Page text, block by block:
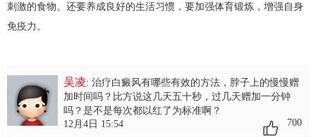
刺激的食物。还要养成良好的生活习惯，要加强体育锻炼，增强自身
免疫力。
吴凌: 治疗白癜风有哪些有效的方法 ，脖子上的慢慢赠
加时间吗？比方说这几天五十秒，过几天赠加一分钟
吗？是不是每次都以红了为标准啊？
12月4日 15:54
700